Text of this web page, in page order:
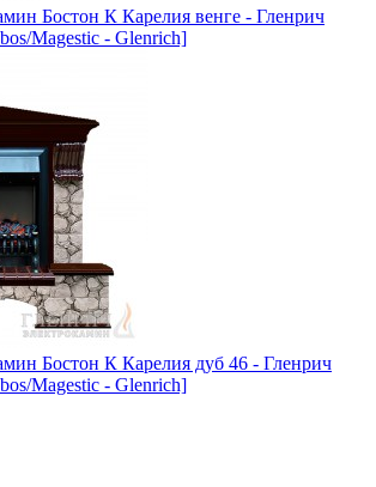
Бостон К Карелия венге - Гленрич
Magestic - Glenrich]
Бостон К Карелия дуб 46 - Гленрич
Magestic - Glenrich]